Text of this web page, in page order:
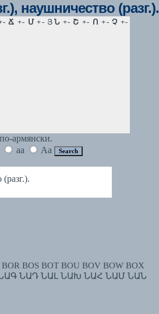
наушничество (разг.).
армянски.
aa
Aa
BOR BOS BOT BOU BOV BOW BOX
ՆԱԴ ՆԱԼ ՆԱԽ ՆԱՀ ՆԱՄ ՆԱՆ